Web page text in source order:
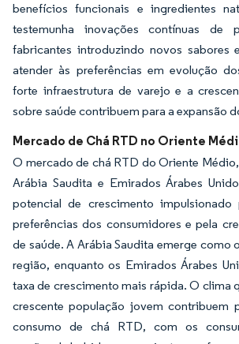
benefícios funcionais e ingredientes
testemunha inovações contínuas de
fabricantes introduzindo novos sabores
atender às preferências em evolução
forte infraestrutura de varejo e a
sobre saúde contribuem para a expansão
Mercado de Chá RTD no Oriente
O mercado de chá RTD do Oriente
Arábia Saudita e Emirados Árabes
potencial de crescimento impulsionado
preferências dos consumidores e pela
de saúde. A Arábia Saudita emerge como
região, enquanto os Emirados Árabes
taxa de crescimento mais rápida. O clima
crescente população jovem contribuem
consumo de chá RTD, com os